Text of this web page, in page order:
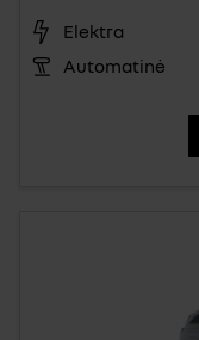
Elektra
Automatinė